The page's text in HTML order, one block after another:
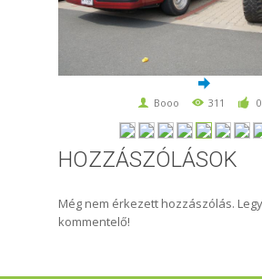
Booo 311 0
HOZZÁSZÓLÁSOK
Még nem érkezett hozzászólás.
kommentelő!